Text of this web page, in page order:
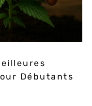
Débutants